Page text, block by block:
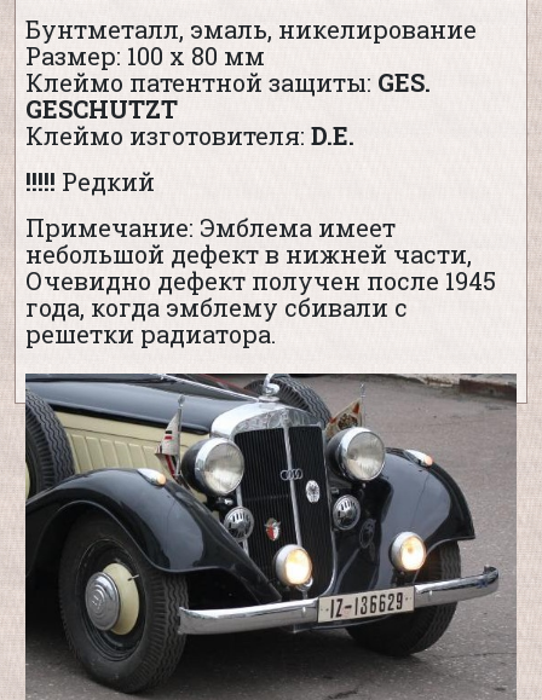
Бунтметалл, эмаль, никелирование
Размер: 100 х 80 мм
Клеймо патентной защиты: GES.
GESCHUTZT
Клеймо изготовителя: D.E.
!!!!! Редкий
Примечание: Эмблема имеет
небольшой дефект в нижней части,
Очевидно дефект получен после 1945
года, когда эмблему сбивали с
решетки радиатора.